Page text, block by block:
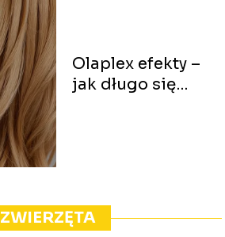
Olaplex efekty –
jak długo się
ZWIERZĘTA